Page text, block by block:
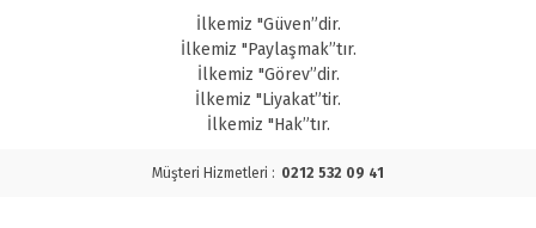
İlkemiz "Güven”dir.
İlkemiz "Paylaşmak”tır.
İlkemiz "Görev”dir.
İlkemiz "Liyakat”tir.
İlkemiz "Hak”tır.
Müşteri Hizmetleri : 0212 532 09 41